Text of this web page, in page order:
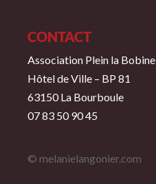
CONTACT
Association Plein la Bobine
Hôtel de Ville – BP 81
63150 La Bourboule
07 83 50 90 45
© melanielangonier.com